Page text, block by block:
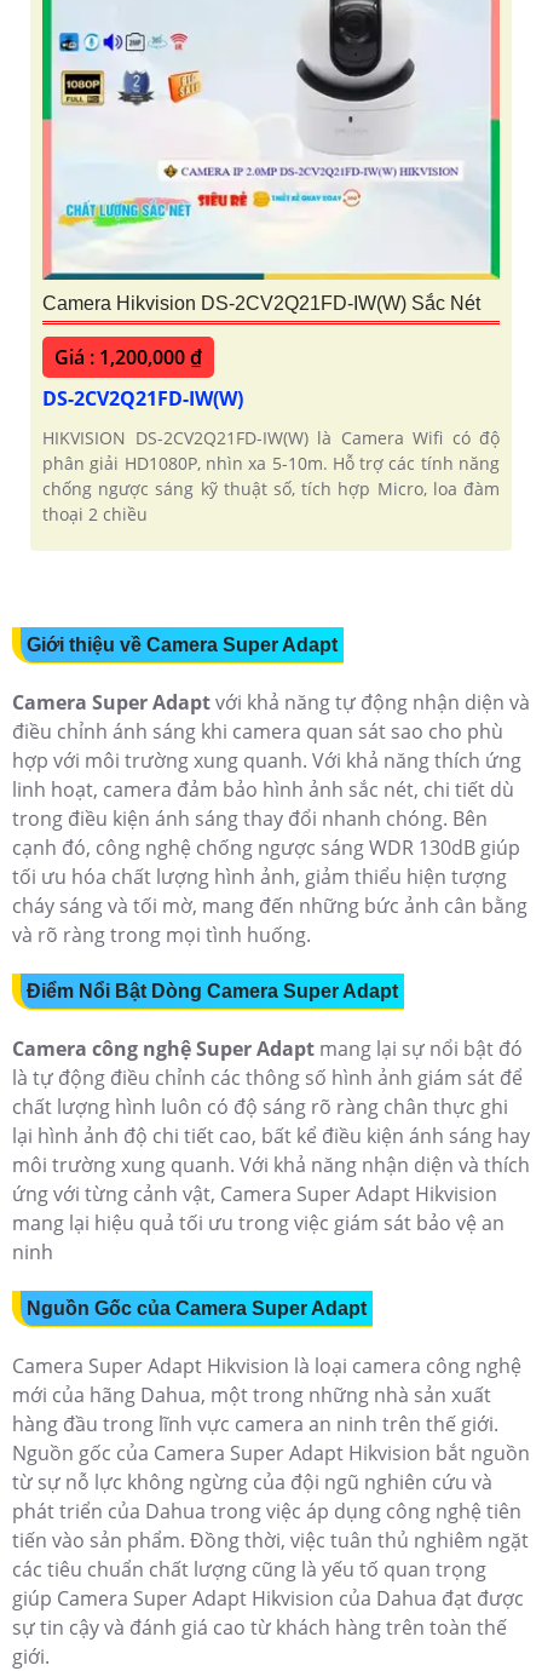
Camera Hikvision DS-2CV2Q21FD-IW(W) Sắc Nét
Giá : 1,200,000 ₫
DS-2CV2Q21FD-IW(W)
HIKVISION DS-2CV2Q21FD-IW(W) là Camera Wifi có độ
phân giải HD1080P, nhìn xa 5-10m. Hỗ trợ các tính năng
chống ngược sáng kỹ thuật số, tích hợp Micro, loa đàm
thoại 2 chiều
Giới thiệu về Camera Super Adapt
Camera Super Adaptvới khả năng tự động nhận diện và
điều chỉnh ánh sáng khi camera quan sát sao cho phù
hợp với môi trường xung quanh. Với khả năng thích ứng
linh hoạt, camera đảm bảo hình ảnh sắc nét, chi tiết dù
trong điều kiện ánh sáng thay đổi nhanh chóng. Bên
cạnh đó, công nghệ chống ngược sáng WDR 130dB giúp
tối ưu hóa chất lượng hình ảnh, giảm thiểu hiện tượng
cháy sáng và tối mờ, mang đến những bức ảnh cân bằng
và rõ ràng trong mọi tình huống.
Điểm Nổi Bật Dòng Camera Super Adapt
Camera công nghệ Super Adapt mang lại sự nổi bật đó
là tự động điều chỉnh các thông số hình ảnh giám sát để
chất lượng hình luôn có độ sáng rõ ràng chân thực ghi
lại hình ảnh độ chi tiết cao, bất kể điều kiện ánh sáng hay
môi trường xung quanh. Với khả năng nhận diện và thích
ứng với từng cảnh vật, Camera Super Adapt Hikvision
mang lại hiệu quả tối ưu trong việc giám sát bảo vệ an
ninh
Nguồn Gốc của Camera Super Adapt
Camera Super Adapt Hikvision là loại camera công nghệ
mới của hãng Dahua, một trong những nhà sản xuất
hàng đầu trong lĩnh vực camera an ninh trên thế giới.
Nguồn gốc của Camera Super Adapt Hikvision bắt nguồn
từ sự nỗ lực không ngừng của đội ngũ nghiên cứu và
phát triển của Dahua trong việc áp dụng công nghệ tiên
tiến vào sản phẩm. Đồng thời, việc tuân thủ nghiêm ngặt
các tiêu chuẩn chất lượng cũng là yếu tố quan trọng
giúp Camera Super Adapt Hikvision của Dahua đạt được
sự tin cậy và đánh giá cao từ khách hàng trên toàn thế
giới.